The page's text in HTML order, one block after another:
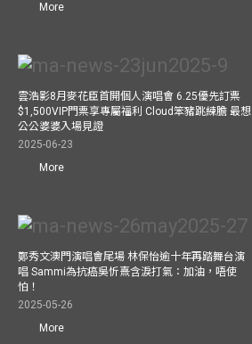
More
雲浩影8月麥花臣首開個人演唱會 6.25優先訂票
$1,500VIP門票享專屬福利 Cloud笨豬跳練膽 最想
公公婆婆入場見證
2025-06-23
More
鄭秀文澳門演唱會尾場 林保怡逾十年再踏舞台演
唱 Sammi為抗癌吳忻熹含淚打氣：加油，唔使
怕！
2025-05-26
More